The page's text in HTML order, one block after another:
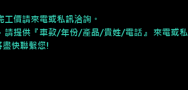
價請來電或私訊洽詢。
請提供『車款/年份/產品/貴姓/電話』 來電或私
盡快聯繫您!